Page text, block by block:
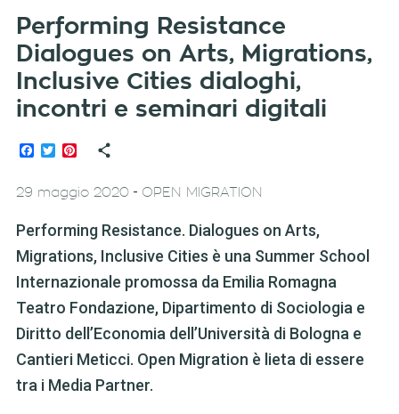
Performing Resistance
Dialogues on Arts, Migrations,
Inclusive Cities dialoghi,
incontri e seminari digitali
Facebook
TwitterPinterest
29 maggio 2020- OPEN MIGRATION
Performing Resistance. Dialogues on Arts,
Migrations, Inclusive Cities è una Summer School
Internazionale promossa da Emilia Romagna
Teatro Fondazione, Dipartimento di Sociologia e
Diritto dell’Economia dell’Università di Bologna e
Cantieri Meticci. Open Migration è lieta di essere
tra i Media Partner.